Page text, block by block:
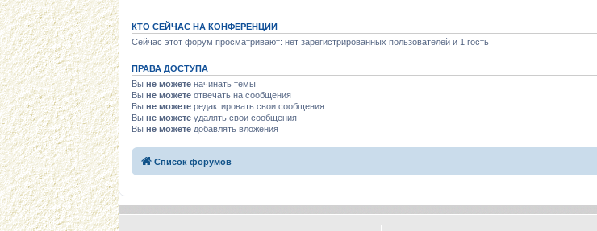
КТО СЕЙЧАС НА КОНФЕРЕНЦИИ
Сейчас этот форум просматривают: нет зарегистрированных пользователей и 1 гость
ПРАВА ДОСТУПА
Вы не можете начинать темы
Вы не можете отвечать на сообщения
Вы не можете редактировать свои сообщения
Вы не можете удалять свои сообщения
Вы не можете добавлять вложения
Список форумов